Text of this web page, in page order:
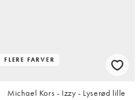
FLERE FARVER
Michael Kors - Izzy - Lyserød lille